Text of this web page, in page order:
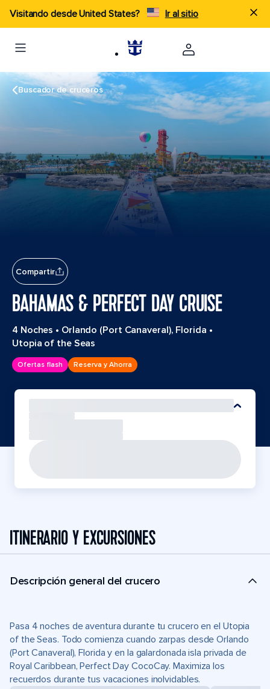
Visitando desde United States? Ir al sitio
Buscador de cruceros
Compartir
BAHAMAS & PERFECT DAY CRUISE
4 Noches • Orlando (Port Canaveral), Florida •
Utopia of the Seas
Ofertas flash Reserva y Ahorra
ITINERARIO Y EXCURSIONES
Descripción general del crucero
Pasa 4 noches de aventura durante tu crucero en el Utopia
of the Seas. Todo comienza cuando zarpas desde Orlando
(Port Canaveral), Florida y en la galardonada isla privada de
Royal Caribbean, Perfect Day CocoCay. Maximiza los
recuerdos durante tus vacaciones inolvidables.